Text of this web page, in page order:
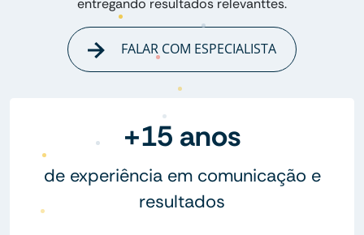
entregando resultados relevanttes.
FALAR COM ESPECIALISTA
+15 anos
de experiência em comunicação e
resultados